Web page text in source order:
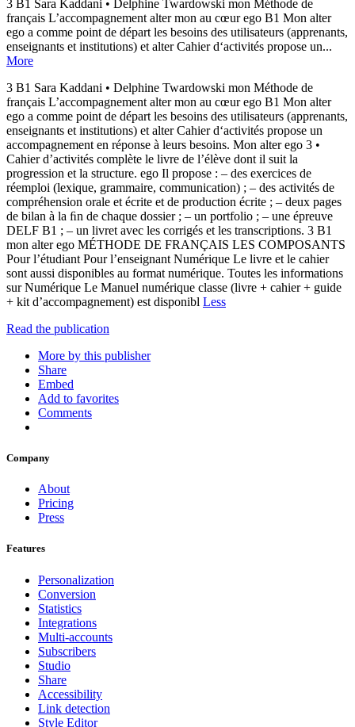
3 B1 Sara Kaddani • Delphine Twardowski mon Méthode de
français L’accompagnement alter mon au cœur ego B1 Mon alter
ego a comme point de départ les besoins des utilisateurs (apprenants,
enseignants et institutions) et alter Cahier d‘activités propose un...
More
3 B1 Sara Kaddani • Delphine Twardowski mon Méthode de
français L’accompagnement alter mon au cœur ego B1 Mon alter
ego a comme point de départ les besoins des utilisateurs (apprenants,
enseignants et institutions) et alter Cahier d‘activités propose un
accompagnement en réponse à leurs besoins. Mon alter ego 3 •
Cahier d’activités complète le livre de l’élève dont il suit la
progression et la structure. ego Il propose : – des exercices de
réemploi (lexique, grammaire, communication) ; – des activités de
compréhension orale et écrite et de production écrite ; – deux pages
de bilan à la ﬁn de chaque dossier ; – un portfolio ; – une épreuve
DELF B1 ; – un livret avec les corrigés et les transcriptions. 3 B1
mon alter ego MÉTHODE DE FRANÇAIS LES COMPOSANTS
Pour l’étudiant Pour l’enseignant Numérique Le livre et le cahier
sont aussi disponibles au format numérique. Toutes les informations
sur Numérique Le Manuel numérique classe (livre + cahier + guide
+ kit d’accompagnement) est disponibl Less
Read the publication
More by this publisher
Share
Embed
Add to favorites
Comments
Company
About
Pricing
Press
Features
Personalization
Conversion
Statistics
Integrations
Multi-accounts
Subscribers
Studio
Share
Accessibility
Link detection
Style Editor